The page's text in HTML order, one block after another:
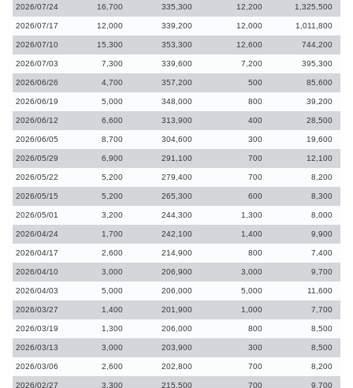
2026/07/24 16,700 335,300 12,200 1,325,500
2026/07/17 12,000 339,200 12,000 1,011,800
2026/07/10 15,300 353,300 12,600 744,200
2026/07/03 7,300 339,600 7,200 395,300
2026/06/26 4,700 357,200 500 85,600
2026/06/19 5,000 348,000 800 39,200
2026/06/12 6,600 313,900 400 28,500
2026/06/05 8,700 304,600 300 19,600
2026/05/29 6,900 291,100 700 12,100
2026/05/22 5,200 279,400 700 8,200
2026/05/15 5,200 265,300 600 8,300
2026/05/01 3,200 244,300 1,300 8,000
2026/04/24 1,700 242,100 1,400 9,900
2026/04/17 2,600 214,900 800 7,400
2026/04/10 3,000 206,900 3,000 9,700
2026/04/03 5,000 206,000 5,000 11,600
2026/03/27 1,400 201,900 1,000 7,700
2026/03/19 1,300 206,000 800 8,500
2026/03/13 3,000 203,900 300 8,500
2026/03/06 2,600 202,800 700 8,200
2026/02/27 3,300 215,500 700 9,700